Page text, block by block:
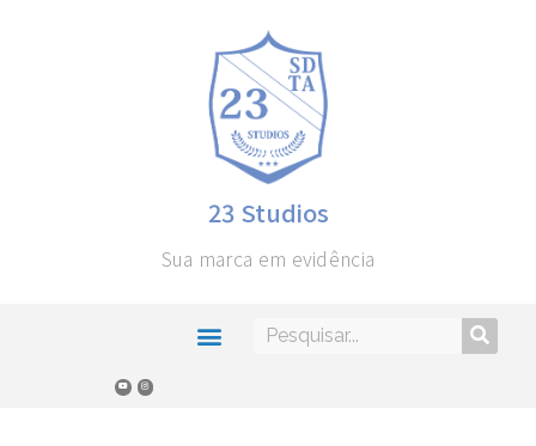
23 Studios
Sua marca em evidência